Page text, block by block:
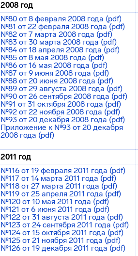
2008 год
№80 от 8 февраля 2008 года (pdf)
№81 от 22 февраля 2008 года (pdf)
№82 от 7 марта 2008 года (pdf)
№83 от 30 марта 2008 года (pdf)
№84 от 18 апреля 2008 года (pdf)
№85 от 8 мая 2008 года (pdf)
№86 от 16 мая 2008 года (pdf)
№87 от 9 июня 2008 года (pdf)
№88 от 20 июня 2008 года (pdf)
№89 от 29 августа 2008 года (pdf)
№90 от 26 сентября 2008 года (pdf)
№91 от 31 октября 2008 года (pdf)
№92 от 22 ноября 2008 года (pdf)
№93 от 20 декабря 2008 года (pdf)
Приложение к №93 от 20 декабря
2008 года (pdf)
2011 год
№116 от 19 февраля 2011 года (pdf)
№117 от 14 марта 2011 года (pdf)
№118 от 27 марта 2011 года (pdf)
№119 от 25 апреля 2011 года (pdf)
№120 от 10 мая 2011 года (pdf)
№121 от 6 июня 2011 года (pdf)
№122 от 31 августа 2011 года (pdf)
№123 от 24 сентября 2011 года (pdf)
№124 от 15 октября 2011 года (pdf)
№125 от 21 ноября 2011 года (pdf)
№126 от 19 декабря 2011 года (pdf)